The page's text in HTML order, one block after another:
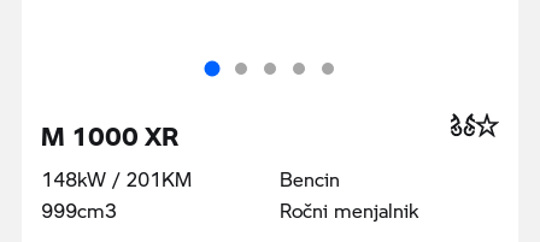
M 1000 XR
148kW / 201KM
999cm3
Bencin
Ročni menjalnik